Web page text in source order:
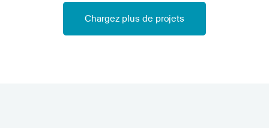
Chargez plus de projets